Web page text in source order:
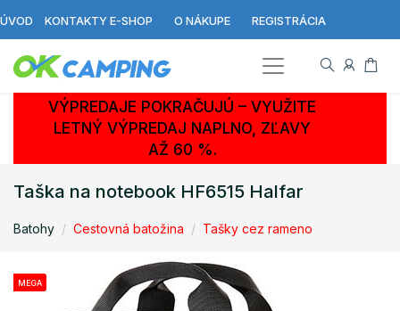
ÚVOD KONTAKTY E-SHOP O NÁKUPE REGISTRÁCIA
VÝPREDAJE POKRAČUJÚ – VYUŽITE
LETNÝ VÝPREDAJ NAPLNO, ZĽAVY
AŽ 60 %.
Taška na notebook HF6515 Halfar
Batohy Cestovná batožina Tašky cez rameno
MEGA